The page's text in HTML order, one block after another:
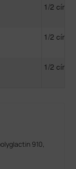
1/2
1/2
1/2
910,